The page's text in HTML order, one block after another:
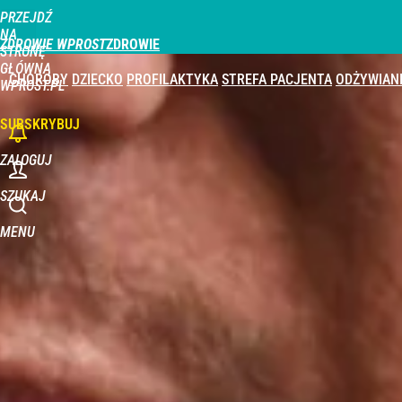
PRZEJDŹ
NA
STRONĘ
GŁÓWNĄ
WPROST.PL
ZDROWIE WPROST
CHOROBY DZIECKO PROFILAKTYKA STREFA PACJENTA
SUBSKRYBUJ
ZALOGUJ
SZUKAJ
MENU